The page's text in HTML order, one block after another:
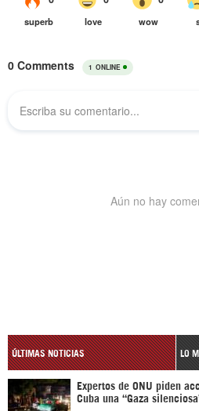
ÚLTIMAS NOTICIAS LO
Expertos de ONU piden
Cuba una “Gaza